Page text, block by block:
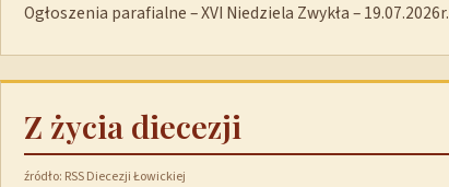
Ogłoszenia parafialne – XVI Niedziela Zwykła – 19.07.2026r.
Z życia diecezji
źródło: RSS Diecezji Łowickiej